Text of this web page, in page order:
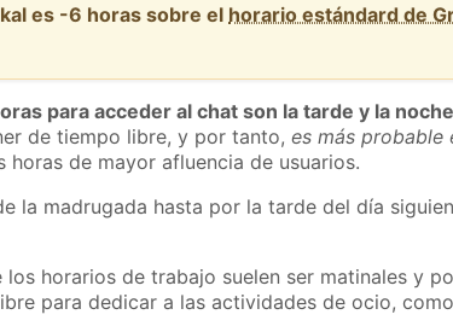
es -6 horas sobre el horario estándard de
para acceder al chat son la tarde y la noche
de tiempo libre, y por tanto,es más probable
horas de mayor afluencia de usuarios.
la madrugada hasta por la tarde del día
horarios de trabajo suelen ser matinales y
para dedicar a las actividades de ocio,